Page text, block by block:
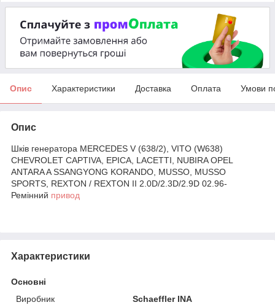
Опис Характеристики Доставка Оплата Умови
Опис
Шків генератора MERCEDES V (638/2), VITO (W638)
CHEVROLET CAPTIVA, EPICA, LACETTI, NUBIRA OPEL
ANTARA A SSANGYONG KORANDO, MUSSO, MUSSO
SPORTS, REXTON / REXTON II 2.0D/2.3D/2.9D 02.96-
Ремінний привод
Характеристики
Основні
Виробник
Schaeffler INA